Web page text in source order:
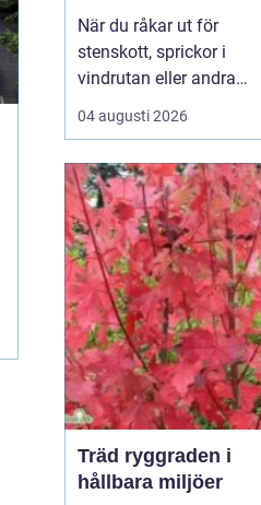
glasskador
När du råkar ut för
stenskott, sprickor i
vindrutan eller andra
glasskador i Jämtland är
det viktigt att snabbt
vägförhållanden med
grus och kyla gör att
mindre bekymme...
04 augusti 2026
Träd ryggraden i
hållbara miljöer